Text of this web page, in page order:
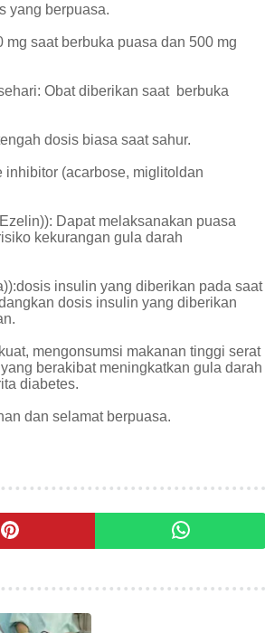
yang berpuasa.
saat berbuka puasa dan 500 mg
Obat diberikan saat berbuka
dosis biasa saat sahur.
inhibitor (acarbose, miglitoldan
Dapat melaksanakan puasa
kekurangan gula darah
insulin yang diberikan pada saat
dosis insulin yang diberikan
mengonsumsi makanan tinggi serat
berakibat meningkatkan gula darah
diabetes.
dan selamat berpuasa.